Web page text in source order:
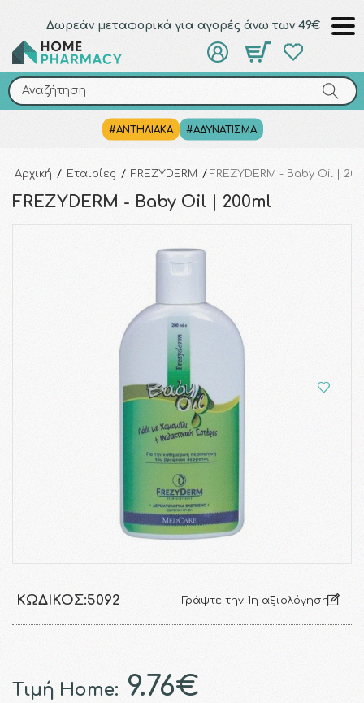
Δωρεάν μεταφορικά για αγορές άνω των 49€
Αναζήτηση
#ΑΝΤΗΛΙΑΚΑ #ΑΔΥΝΑΤΙΣΜΑ
Αναζήτηση
Αρχική / Εταιρίες / FREZYDERM / FREZYDERM - Baby Oil |
FREZYDERM - Baby Oil | 200ml
ΚΩΔΙΚΌΣ:5092 Γράψτε την 1η αξιολόγηση
Τιμή Home: 9.76€